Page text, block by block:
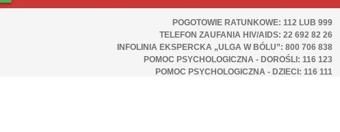
POGOTOWIE RATUNKOWE: 112 LUB 999
TELEFON ZAUFANIA HIV/AIDS: 22 692 82 26
INFOLINIA EKSPERCKA „ULGA W BÓLU”: 800 706 838
POMOC PSYCHOLOGICZNA - DOROŚLI: 116 123
POMOC PSYCHOLOGICZNA - DZIECI: 116 111